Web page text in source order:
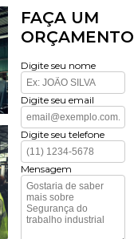
FAÇA UM
ORÇAMENTO
Digite seu nome
Digite seu email
Digite seu telefone
Mensagem